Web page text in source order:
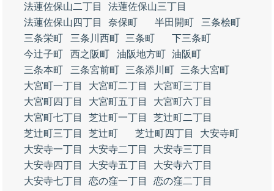
法蓮佐保山二丁目
法蓮佐保山三丁目
法蓮佐保山四丁目
奈保町 半田開町
三条桧町
三条栄町
三条川西町 三条町
下三条町
今辻子町
西之阪町 油阪地方町 油阪町
三条本町
三条宮前町 三条添川町
三条大宮町
大宮町一丁目
大宮町二丁目
大宮町三丁目
大宮町四丁目
大宮町五丁目
大宮町六丁目
大宮町七丁目
芝辻町一丁目
芝辻町二丁目
芝辻町三丁目
芝辻町 芝辻町四丁目
大安寺町
大安寺一丁目
大安寺二丁目
大安寺三丁目
大安寺四丁目
大安寺五丁目
大安寺六丁目
大安寺七丁目
恋の窪一丁目
恋の窪二丁目